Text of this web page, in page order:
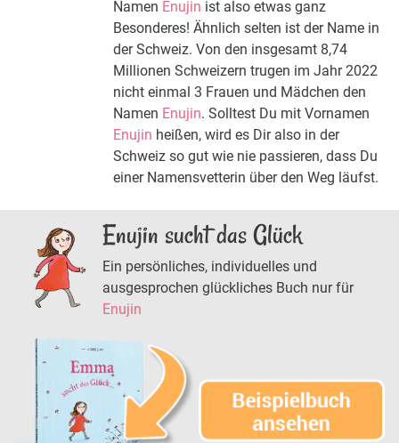
Namen Enujin ist also etwas ganz
Besonderes! Ähnlich selten ist der Name in
der Schweiz. Von den insgesamt 8,74
Millionen Schweizern trugen im Jahr 2022
nicht einmal 3 Frauen und Mädchen den
Namen Enujin. Solltest Du mit Vornamen
Enujin heißen, wird es Dir also in der
Schweiz so gut wie nie passieren, dass Du
einer Namensvetterin über den Weg läufst.
Enujin sucht das Glück
Ein persönliches, individuelles und
ausgesprochen glückliches Buch nur für
Enujin